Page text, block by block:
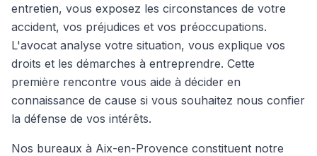
entretien, vous exposez les circonstances de votre
accident, vos préjudices et vos préoccupations.
L'avocat analyse votre situation, vous explique vos
droits et les démarches à entreprendre. Cette
première rencontre vous aide à décider en
connaissance de cause si vous souhaitez nous confier
la défense de vos intérêts.
Nos bureaux à Aix-en-Provence constituent notre